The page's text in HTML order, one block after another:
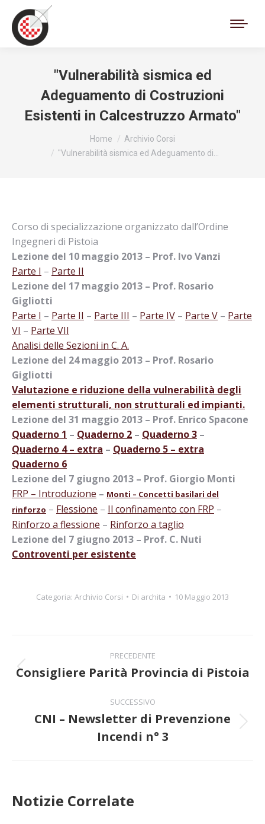
"Vulnerabilità sismica ed
Adeguamento di Costruzioni
Esistenti in Calcestruzzo Armato"
Home
Archivio Corsi
"Vulnerabilità sismica ed Adeguamento di…
Corso di specializzazione organizzato dall’Ordine
Ingegneri di Pistoia
Lezione del 10 maggio 2013 – Prof. Ivo Vanzi
Parte I – Parte II
Lezione del 17 maggio 2013 – Prof. Rosario
Gigliotti
Parte I – Parte II – Parte III – Parte IV – Parte V – Parte
VI – Parte VII
Analisi delle Sezioni in C. A.
Lezione del 24 maggio 2013 – Prof. Rosario
Gigliotti
Valutazione e riduzione della vulnerabilità degli
elementi strutturali, non strutturali ed impianti.
Lezione del 31 maggio 2013 – Prof. Enrico Spacone
Quaderno 1 – Quaderno 2 – Quaderno 3 –
Quaderno 4 – extra – Quaderno 5 – extra
Quaderno 6
Lezione del 7 giugno 2013 – Prof. Giorgio Monti
FRP – Introduzione – Monti – Concetti basilari del
rinforzo – Flessione – Il confinamento con FRP –
Rinforzo a flessione – Rinforzo a taglio
Lezione del 7 giugno 2013 – Prof. C. Nuti
Controventi per esistente
Categoria: Archivio Corsi Di archita 10 Maggio 2013
tra
post
PRECEDENTE
Post
Consigliere Parità Provincia di Pistoia
SUCCESSIVO
Prossimo
post:
CNI – Newsletter di Prevenzione
Incendi n° 3
Notizie Correlate